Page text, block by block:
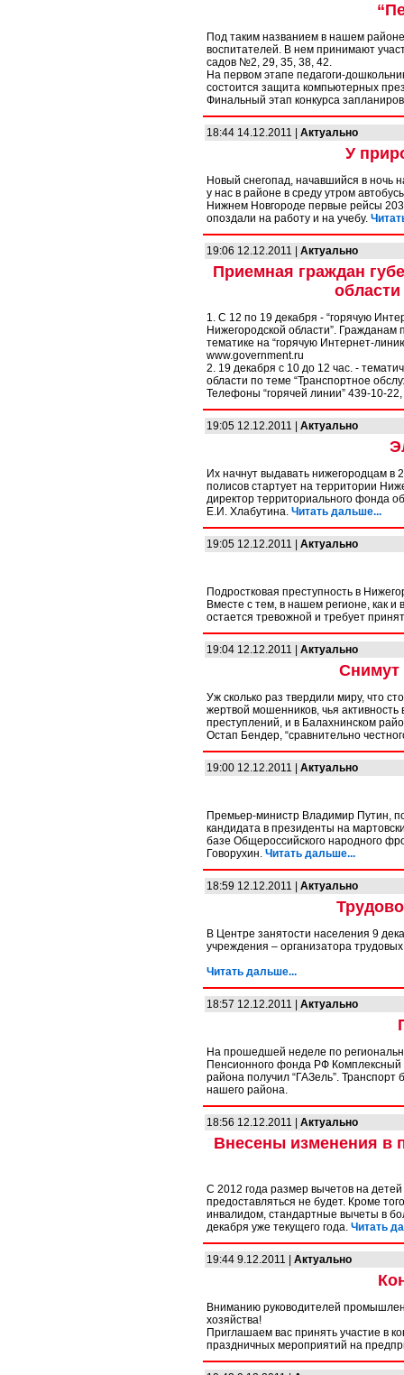
Под таким названием в нашем
воспитателей. В нем принимают
садов №2, 29, 35, 38, 42.
На первом этапе педагоги-
состоится защита компьютерных
Финальный этап конкурса
18:44 14.12.2011 | Актуально
У
Новый снегопад, начавшийся в ночь
у нас в районе в среду утром
Нижнем Новгороде первые рейсы
опоздали на работу и на учебу.
19:06 12.12.2011 | Актуально
Приемная граждан
1. С 12 по 19 декабря - “горячую
Нижегородской области”.
тематике на “горячую Интернет-
www.government.ru
2. 19 декабря с 10 до 12 час. -
области по теме “Транспортное
Телефоны “горячей линии” 439-10-
19:05 12.12.2011 | Актуально
Их начнут выдавать нижегородцам в
полисов стартует на территории
директор территориального фонда
Е.И. Хлабутина. Читать дальше...
19:05 12.12.2011 | Актуально
Подростковая преступность в
Вместе с тем, в нашем регионе, как и
остается тревожной и требует
19:04 12.12.2011 | Актуально
Снимут
Уж сколько раз твердили миру, что
жертвой мошенников, чья
преступлений, и в Балахнинском
Остап Бендер, “сравнительно
19:00 12.12.2011 | Актуально
Премьер-министр Владимир Путин,
кандидата в президенты на
базе Общероссийского народного
Говорухин. Читать дальше...
18:59 12.12.2011 | Актуально
В Центре занятости населения 9
учреждения – организатора
Читать дальше...
18:57 12.12.2011 | Актуально
На прошедшей неделе по
Пенсионного фонда РФ Комплексный
района получил “ГАЗель”. Транспорт
нашего района.
18:56 12.12.2011 | Актуально
Внесены изменения в
С 2012 года размер вычетов на
предоставляться не будет. Кроме
инвалидом, стандартные вычеты в
декабря уже текущего года. Читать
19:44 9.12.2011 | Актуально
Вниманию руководителей
хозяйства!
Приглашаем вас принять участие в
праздничных мероприятий на